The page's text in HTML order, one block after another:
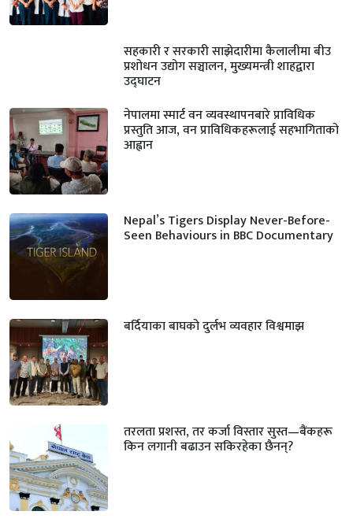
सहकारी र सरकारी साझेदारीमा कैलालीमा बीउ
प्रशोधन उद्योग सञ्चालन, मुख्यमन्त्री शाहद्वारा
उद्घाटन
नेपालमा स्मार्ट वन व्यवस्थापनबारे प्राविधिक
प्रस्तुति आज, वन प्राविधिकहरूलाई सहभागिताको
आह्वान
Nepal’s Tigers Display Never-Before-
Seen Behaviours in BBC Documentary
बर्दियाका बाघको दुर्लभ व्यवहार विश्वमाझ
तरलता प्रशस्त, तर कर्जा विस्तार सुस्त—बैंकहरू
किन लगानी बढाउन सकिरहेका छैनन्?